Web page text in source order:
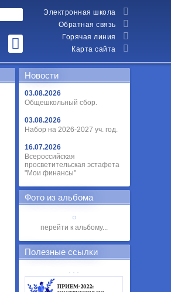
Электронная школа
Обратная связь
Горячая линия
Карта сайта
Новости
03.08.2026
Общешкольный сбор.
03.08.2026
Набор на 2026-2027 уч. год.
16.07.2026
Всероссийская
просветительская эстафета
"Мои финансы"
Фото из альбома
перейти к альбому...
Полезные ссылки